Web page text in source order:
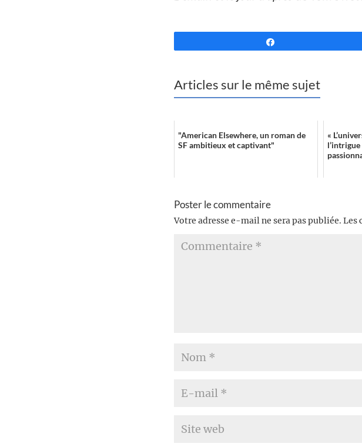
Articles sur le même sujet
"American Elsewhere, un roman de
SF ambitieux et captivant"
«
Poster le commentaire
Votre adresse e-mail ne sera pas publiée. Les